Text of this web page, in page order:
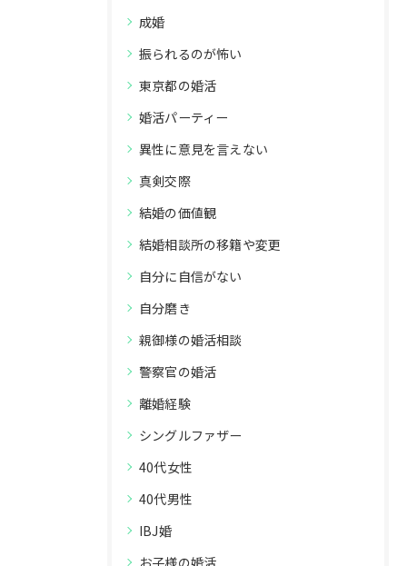
成婚
振られるのが怖い
東京都の婚活
婚活パーティー
異性に意見を言えない
真剣交際
結婚の価値観
結婚相談所の移籍や変更
自分に自信がない
自分磨き
親御様の婚活相談
警察官の婚活
離婚経験
シングルファザー
40代女性
40代男性
IBJ婚
お子様の婚活